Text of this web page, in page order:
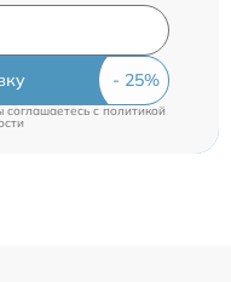
соглашаетесь cполитикой